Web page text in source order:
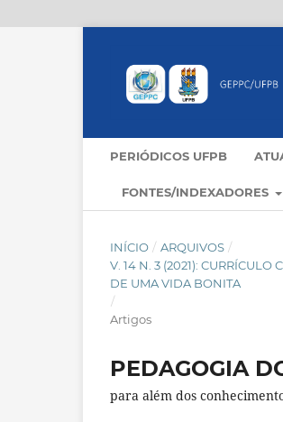
PERIÓDICOS UFPB
FONTES/INDEXADORES
INÍCIO / ARQUIVOS /
V. 14 N. 3 (2021):
DE UMA VIDA BONITA
/
Artigos
PEDAGOGIA
para além dos